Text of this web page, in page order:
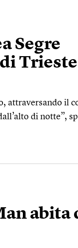
Segre
attraversando il
di notte”,
abita